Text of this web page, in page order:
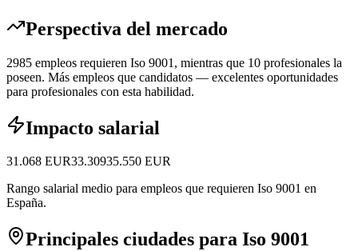
Perspectiva del mercado
2985 empleos requieren Iso 9001, mientras que 10 profesionales la
poseen. Más empleos que candidatos — excelentes oportunidades
para profesionales con esta habilidad.
Impacto salarial
31.068 EUR33.30935.550 EUR
Rango salarial medio para empleos que requieren Iso 9001 en
España.
Principales ciudades para Iso 9001